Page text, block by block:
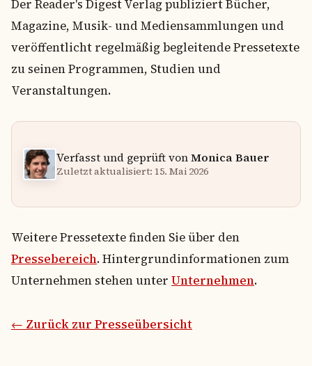
Der Reader's Digest Verlag publiziert Bücher,
Magazine, Musik- und Mediensammlungen und
veröffentlicht regelmäßig begleitende Pressetexte
zu seinen Programmen, Studien und
Veranstaltungen.
Verfasst und geprüft vonMonica Bauer
Zuletzt aktualisiert: 15. Mai 2026
Weitere Pressetexte finden Sie über den
Pressebereich. Hintergrundinformationen zum
Unternehmen stehen unter Unternehmen.
← Zurück zur Presseübersicht